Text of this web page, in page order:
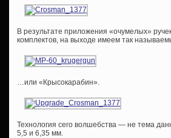
В результате приложения «очумелых»
комплектов, на выходе имеем так
…или «Крысокарабин».
Технология сего волшебства — не тема
5,5 и 6,35 мм.